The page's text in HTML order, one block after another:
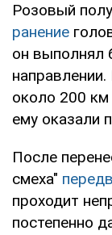
Розовый
ранение
он выполнял
около 200 км
ему оказали
После
смеха"
проходит
постепенно